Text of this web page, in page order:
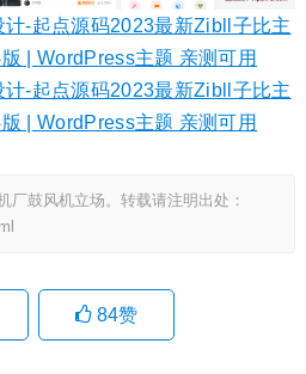
厂鼓风机立场。转载请注明出处：
84赞